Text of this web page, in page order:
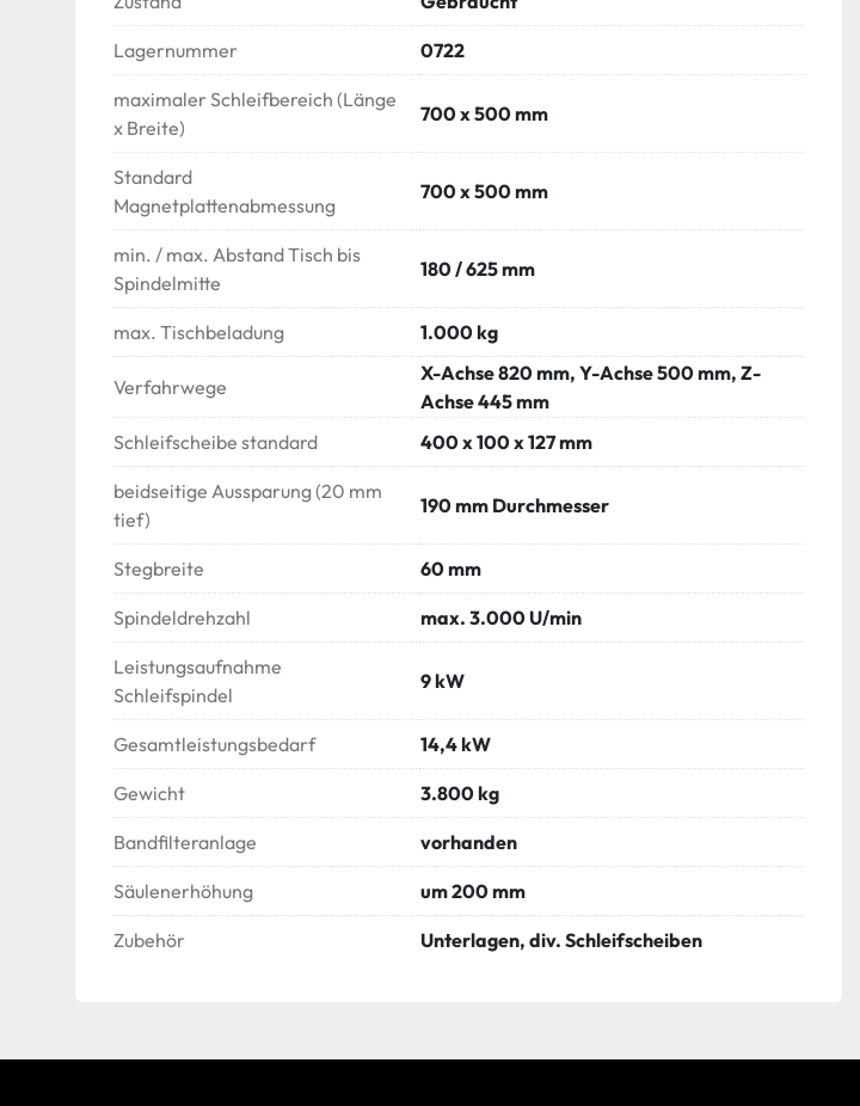
Lagernummer 0722
maximaler Schleifbereich (Länge
x Breite)
700 x 500 mm
Standard
Magnetplattenabmessung
700 x 500 mm
min. / max. Abstand Tisch bis
Spindelmitte
180 / 625 mm
max. Tischbeladung 1.000 kg
Verfahrwege
X-Achse 820 mm, Y-Achse 500 mm, Z-
Achse 445 mm
Schleifscheibe standard
400 x 100 x 127 mm
beidseitige Aussparung (20 mm
tief)
190 mm Durchmesser
Stegbreite 60 mm
Spindeldrehzahl max. 3.000 U/min
Leistungsaufnahme
Schleifspindel
9 kW
Gesamtleistungsbedarf 14,4 kW
Gewicht 3.800 kg
Bandfilteranlage vorhanden
Säulenerhöhung um 200 mm
Zubehör Unterlagen, div. Schleifscheiben